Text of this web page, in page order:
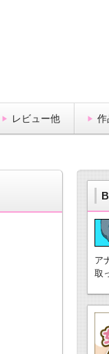
レビュー他 作
ア
取